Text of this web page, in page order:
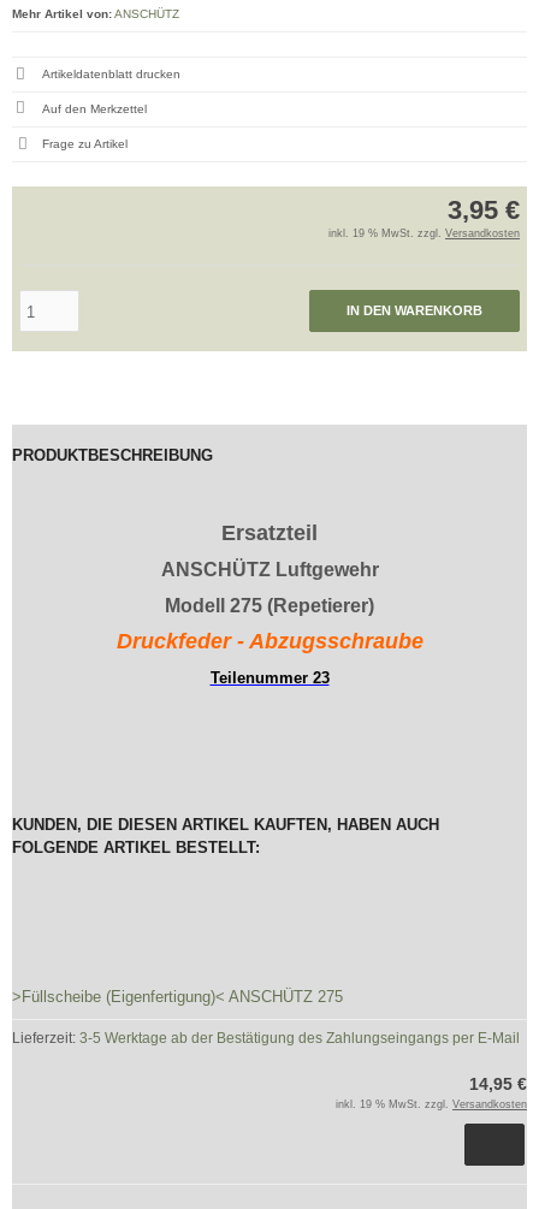
3,95 €
inkl. 19 % MwSt. zzgl. Versandkosten
IN DEN WARENKORB
Mehr Artikel von:ANSCHÜTZ
Artikeldatenblatt drucken
Frage zu Artikel
PRODUKTBESCHREIBUNG
Ersatzteil
ANSCHÜTZ Luftgewehr
Modell 275 (Repetierer)
Druckfeder - Abzugsschraube
Teilenummer 23
KUNDEN, DIE DIESEN ARTIKEL KAUFTEN, HABEN AUCH
FOLGENDE ARTIKEL BESTELLT:
>Füllscheibe (Eigenfertigung)< ANSCHÜTZ 275
Lieferzeit: 3-5 Werktage ab der Bestätigung des Zahlungseingangs per E-Mail
14,95 €
inkl. 19 % MwSt. zzgl. Versandkosten